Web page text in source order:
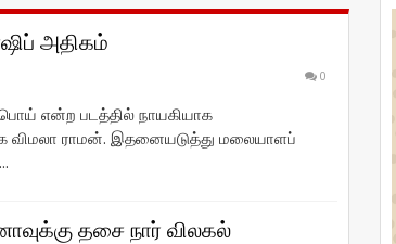
அதிகம்
0
என்ற படத்தில் நாயகியாக
விமலா ராமன். இதனையடுத்து மலையாளப்
தசை நார் விலகல்